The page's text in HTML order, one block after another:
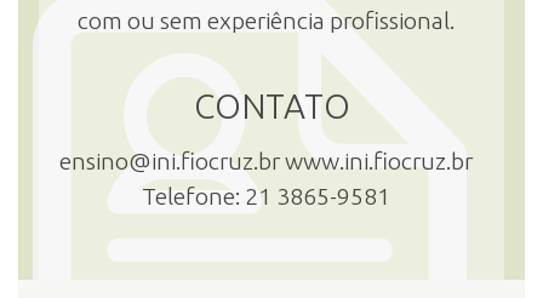
INSCRIÇÃO E SELEÇÃO
CONTATO
com ou sem experiência profissional.
CONTATO
ensino@ini.fiocruz.br www.ini.fiocruz.br
Telefone: 21 3865-9581